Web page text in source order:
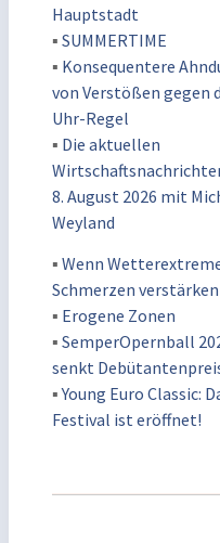
Hauptstadt
▪ SUMMERTIME
▪ Konsequentere
von Verstößen gegen
Uhr-Regel
▪ Die aktuellen
8. August 2026 mit
Weyland
▪ Wenn
Schmerzen verstärken
▪ Erogene Zonen
▪ SemperOpernball
senkt
▪Young Euro Classic:
Festival ist eröffnet!